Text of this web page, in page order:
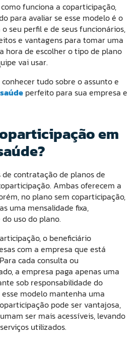
funciona a coparticipação,
para avaliar se esse modelo é o
seu perfil e de seus funcionários,
e vantagens para tomar uma
hora de escolher o tipo de plano
vai usar.
tudo sobre o assunto e
perfeito para sua empresa e
em
de contratação de planos de
Ambas oferecem a
no plano sem coparticipação,
uma mensalidade fixa,
uso do plano.
o beneficiário
com a empresa que está
cada consulta ou
a empresa paga apenas uma
sob responsabilidade do
modelo mantenha uma
pode ser vantajosa,
ser mais acessíveis, levando
utilizados.